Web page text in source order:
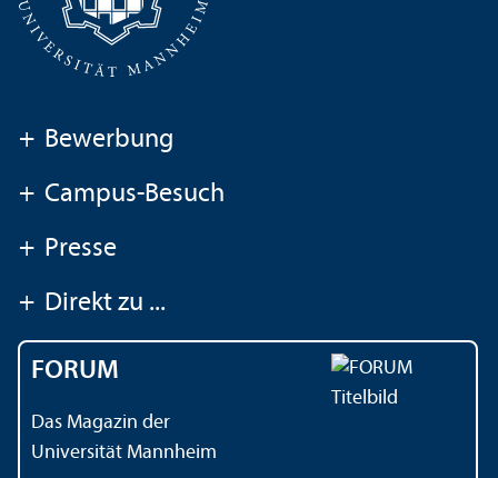
+ Bewerbung
+ Campus-Besuch
+ Presse
+ Direkt zu ...
FORUM
Das Magazin der
Universität Mannheim